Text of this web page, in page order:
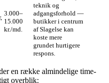
3.000–
15.000
kr./md.
teknik og
adgangsforhold —
butikker i centrum
af Slagelse kan
koste mere
grundet hurtigere
respons.
en række almindelige time-
overblik: